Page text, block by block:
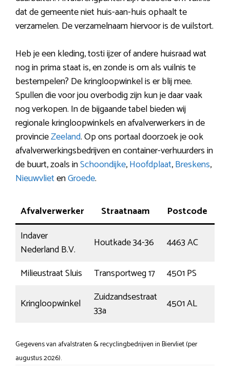
dat de gemeente niet huis-aan-huis ophaalt te
verzamelen. De verzamelnaam hiervoor is de vuilstort.
Heb je een kleding, tosti ijzer of andere huisraad wat
nog in prima staat is, en zonde is om als vuilnis te
bestempelen? De kringloopwinkel is er blij mee.
Spullen die voor jou overbodig zijn kun je daar vaak
nog verkopen. In de bijgaande tabel bieden wij
regionale kringloopwinkels en afvalverwerkers in de
provincieZeeland. Op ons portaal doorzoek je ook
afvalverwerkingsbedrijven en container-verhuurders in
de buurt, zoals inSchoondijke,Hoofdplaat,Breskens,
NieuwvlietenGroede.
Afvalverwerker Straatnaam Postcode
Indaver
Nederland B.V.
Houtkade 34-36 4463 AC
Milieustraat Sluis
Transportweg 17 4501 PS
Kringloopwinkel
Zuidzandsestraat
33a
4501 AL
Gegevens van afvalstraten & recyclingbedrijven in Biervliet (per
augustus 2026).